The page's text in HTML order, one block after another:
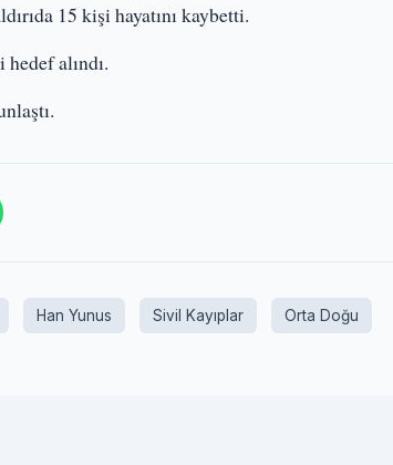
15 kişi hayatını kaybetti.
alındı.
Han Yunus Sivil Kayıplar Orta Doğu